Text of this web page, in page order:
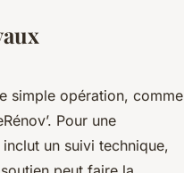
simple opération, comme
Pour une
un suivi technique,